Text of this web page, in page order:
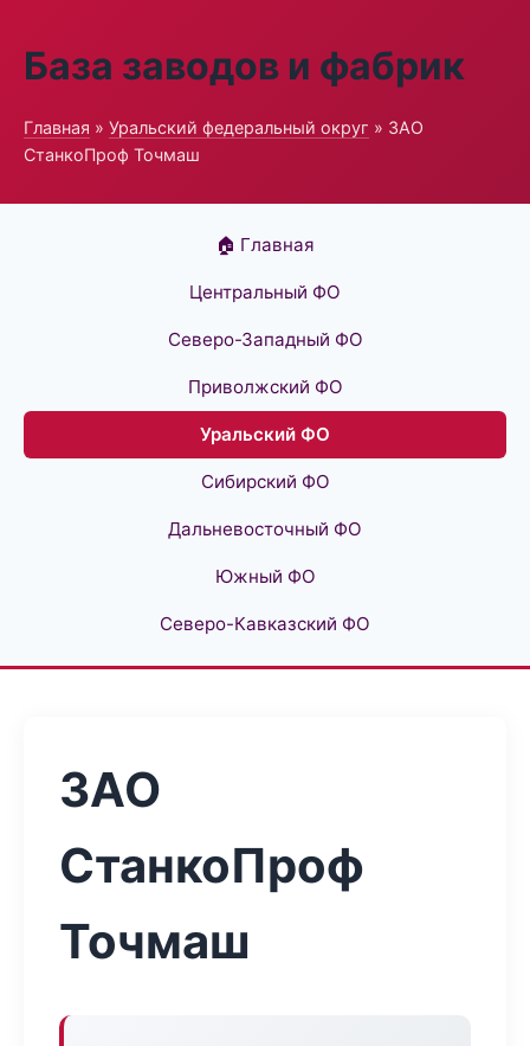
База заводов и фабрик
Главная » Уральский федеральный округ » ЗАО
СтанкоПроф Точмаш
🏠 Главная
Центральный ФО
Северо-Западный ФО
Приволжский ФО
Уральский ФО
Сибирский ФО
Дальневосточный ФО
Южный ФО
Северо-Кавказский ФО
ЗАО
СтанкоПроф
Точмаш